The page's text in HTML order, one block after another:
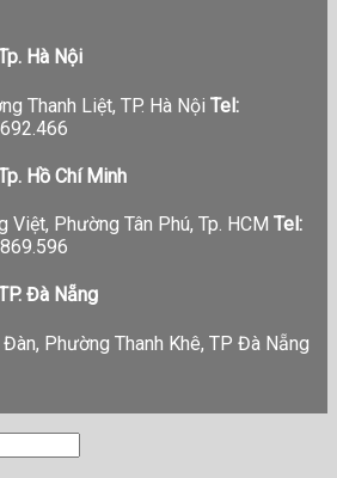
Hà Nội
Thanh Liệt, TP. Hà Nội Tel:
Hồ Chí Minh
Phường Tân Phú, Tp. HCM Tel:
Đà Nẵng
Phường Thanh Khê, TP Đà Nẵng